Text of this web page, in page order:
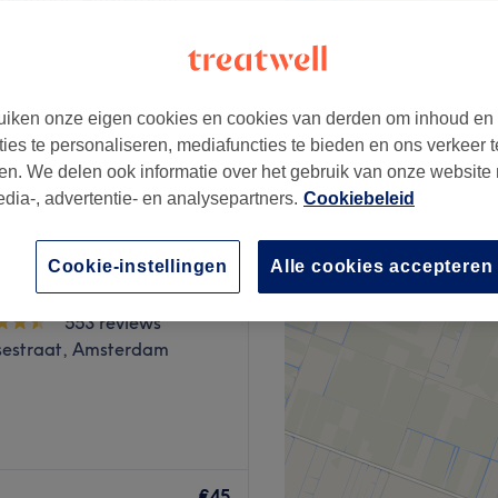
vanaf €60
in Amsterdam
Spa Prinsengracht
553 reviews
Amsterdam
onze eigen cookies en cookies van derden om inhoud en
te personaliseren, mediafuncties te bieden en ons verkeer
We delen ook informatie over het gebruik van onze website
, advertentie- en analysepartners. Cookiebeleid
Alle cookies accepteren
Cookie-instellingen